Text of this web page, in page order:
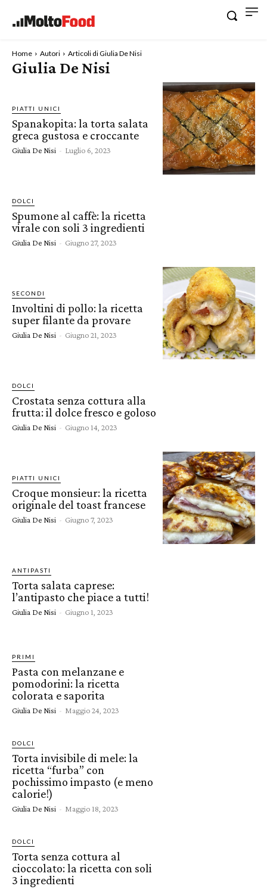
Home Autori Articoli di Giulia De Nisi
Giulia De Nisi
PIATTI UNICI
Spanakopita: la torta salata
greca gustosa e croccante
Giulia De Nisi - Luglio 6, 2023
DOLCI
Spumone al caffè: la ricetta
virale con soli 3 ingredienti
Giulia De Nisi - Giugno 27, 2023
SECONDI
Involtini di pollo: la ricetta
super filante da provare
Giulia De Nisi - Giugno 21, 2023
DOLCI
Crostata senza cottura alla
frutta: il dolce fresco e goloso
Giulia De Nisi - Giugno 14, 2023
PIATTI UNICI
Croque monsieur: la ricetta
originale del toast francese
Giulia De Nisi - Giugno 7, 2023
ANTIPASTI
Torta salata caprese:
l’antipasto che piace a tutti!
Giulia De Nisi - Giugno 1, 2023
PRIMI
Pasta con melanzane e
pomodorini: la ricetta
colorata e saporita
Giulia De Nisi - Maggio 24, 2023
DOLCI
Torta invisibile di mele: la
ricetta “furba” con
pochissimo impasto (e meno
calorie!)
Giulia De Nisi - Maggio 18, 2023
DOLCI
Torta senza cottura al
cioccolato: la ricetta con soli
3 ingredienti